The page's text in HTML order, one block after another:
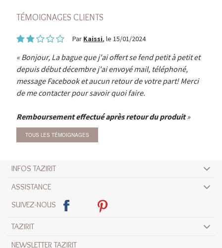
TÉMOIGNAGES CLIENTS
Par Kaissi, le 15/01/2024
Bonjour, La bague que j'ai offert se fend petit à petit et
depuis début décembre j'ai envoyé mail, téléphoné,
message Facebook et aucun retour de votre part! Merci
de me contacter pour savoir quoi faire.
Remboursement effectué après retour du produit
TOUS LES TÉMOIGNAGES
INFOS TAZIRIT
ASSISTANCE
SUIVEZ-NOUS
TAZIRIT
NEWSLETTER TAZIRIT